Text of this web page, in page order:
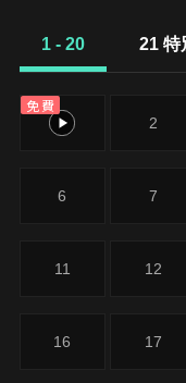
師追了上去。
1 - 20 21 特
免費
1 2
6 7
11 12
16 17